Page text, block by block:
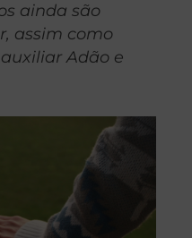
ainda são
assim como
Adão e